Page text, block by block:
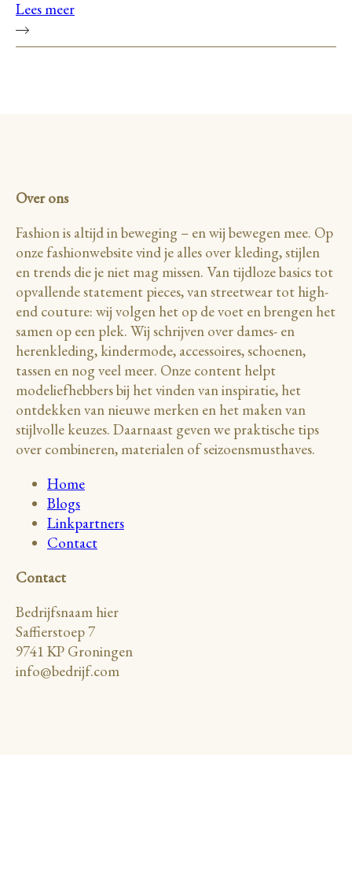
Lees meer
Over ons
Fashion is altijd in beweging – en wij bewegen mee. Op
onze fashionwebsite vind je alles over kleding, stijlen
en trends die je niet mag missen. Van tijdloze basics tot
opvallende statement pieces, van streetwear tot high-
end couture: wij volgen het op de voet en brengen het
samen op een plek. Wij schrijven over dames- en
herenkleding, kindermode, accessoires, schoenen,
tassen en nog veel meer. Onze content helpt
modeliefhebbers bij het vinden van inspiratie, het
ontdekken van nieuwe merken en het maken van
stijlvolle keuzes. Daarnaast geven we praktische tips
over combineren, materialen of seizoensmusthaves.
Home
Blogs
Linkpartners
Contact
Contact
Bedrijfsnaam hier
Saffierstoep 7
9741 KP Groningen
info@bedrijf.com